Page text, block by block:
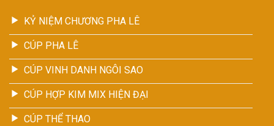
KỶ NIỆM CHƯƠNG PHA LÊ
CÚP PHA LÊ
CÚP VINH DANH NGÔI SAO
CÚP HỢP KIM MIX HIỆN ĐẠI
CÚP THỂ THAO